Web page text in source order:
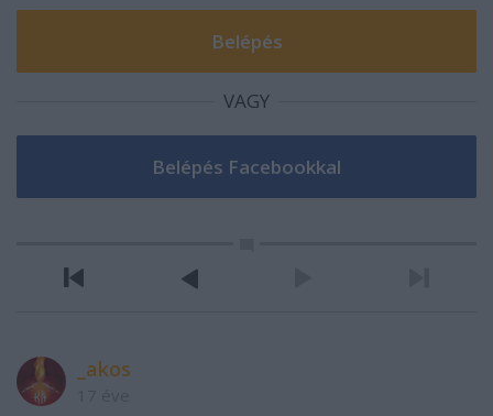
VAGY
_akos